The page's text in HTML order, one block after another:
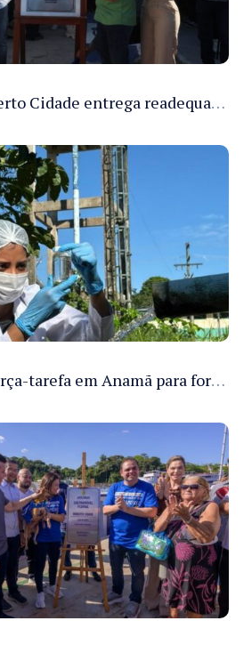
Governador Roberto Cidade entrega readequação do ambulatório da FCecon e amplia capacidade de atendimento oncológico em Manaus
Cosama inicia força-tarefa em Anamã para fortalecer abastecimento de água e segurança hídrica da população